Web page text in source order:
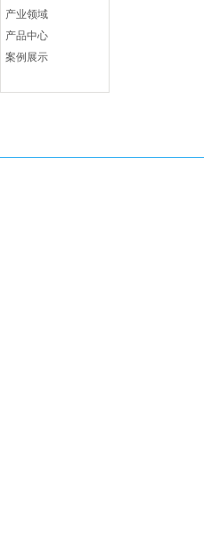
产业领域
产品中心
案例展示